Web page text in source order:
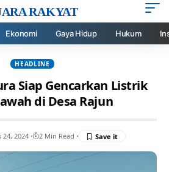
RAKYAT
Ekonomi Gaya Hidup Hukum
HEADLINE
Siap Gencarkan Listrik
di Desa Rajun
24, 2024 2 Min Read